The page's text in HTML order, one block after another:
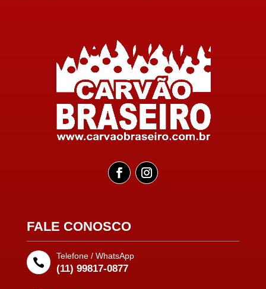
FALE CONOSCO

Telefone / WhatsApp
(11) 99817-0877